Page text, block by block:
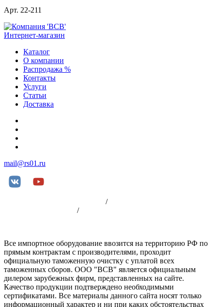
Арт. 22-211
Интернет-магазин
Каталог
О компании
Распродажа %
Контакты
Услуги
Статьи
Доставка
mail@rs01.ru
/
/
Все импортное оборудование ввозится на территорию РФ по
прямым контрактам с производителями, проходит
официальную таможенную очистку с уплатой всех
таможенных сборов. ООО "ВСВ" является официальным
дилером зарубежных фирм, представленных на сайте.
Качество продукции подтверждено необходимыми
сертификатами. Все материалы данного сайта носят только
информационный характер и ни при каких обстоятельствах